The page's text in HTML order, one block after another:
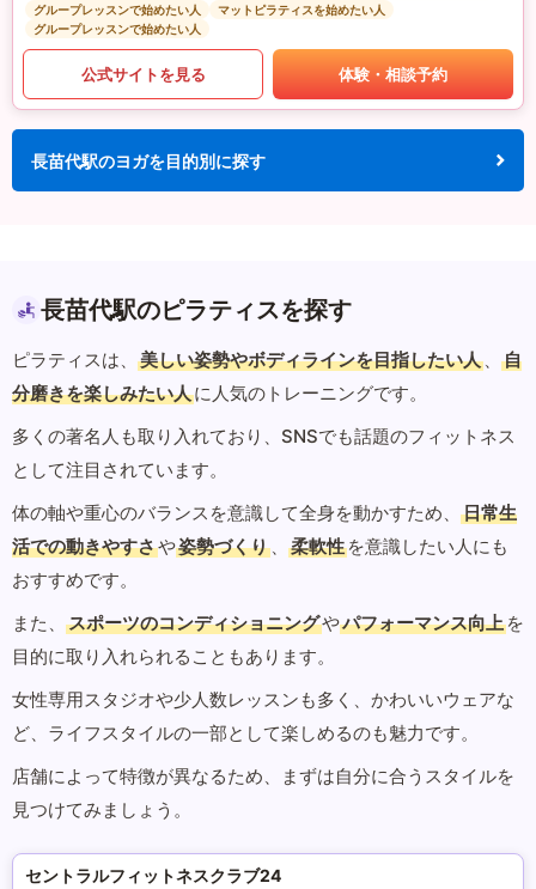
グループレッスンで始めたい人
マットピラティスを始めたい人
グループレッスンで始めたい人
公式サイトを見る 体験・相談予約
長苗代駅のヨガを目的別に探す
長苗代駅のピラティスを探す
ピラティスは、 美しい姿勢やボディラインを目指したい人 、
自
分磨きを楽しみたい人に人気のトレーニングです。
多くの著名人も取り入れており、SNSでも話題のフィットネス
として注目されています。
体の軸や重心のバランスを意識して全身を動かすため、
日常生
活での動きやすさや姿勢づくり 、 柔軟性 を意識したい人にも
おすすめです。
また、
スポーツのコンディショニングやパフォーマンス向上 を
目的に取り入れられることもあります。
女性専用スタジオや少人数レッスンも多く、かわいいウェアな
ど、ライフスタイルの一部として楽しめるのも魅力です。
店舗によって特徴が異なるため、まずは自分に合うスタイルを
見つけてみましょう。
セントラルフィットネスクラブ24